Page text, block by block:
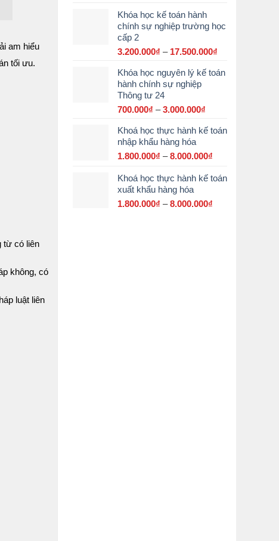
am hiểu
tối ưu.
từ có liên
không, có
luật liên
2.900.000₫
Khóa học kế toán hành
chính sự nghiệp trường học
cấp 2
3.200.000₫ – 17.500.000₫
từ
Khóa học nguyên lý kế toán
hành chính sự nghiệp
Thông tư 24
700.000₫ – 3.000.000₫
từ
đến
Khoá học thực hành kế toán
nhập khẩu hàng hóa
1.800.000₫ – 8.000.000₫
từ
Khoá học thực hành kế toán
xuất khẩu hàng hóa
1.800.000₫ – 8.000.000₫